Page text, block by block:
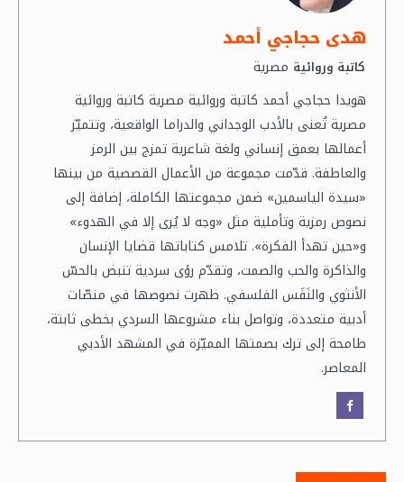
هدى حجاجي أحمد
كاتبة وروائية مصرية
هويدا حجاجي أحمد كاتبة وروائية مصرية كاتبة وروائية
مصرية تُعنى بالأدب الوجداني والدراما الواقعية، وتتميّز
أعمالها بعمق إنساني ولغة شاعرية تمزج بين الرمز
والعاطفة. قدّمت مجموعة من الأعمال القصصية من بينها
«سيدة الياسمين» ضمن مجموعتها الكاملة، إضافة إلى
نصوص رمزية وتأملية مثل «وجه لا يُرى إلا في الهدوء»
و«حين تهدأ الفكرة». تلامس كتاباتها قضايا الإنسان
والذاكرة والحب والصمت، وتقدّم رؤى سردية تنبض بالحسّ
الأنثوي والنَفَس الفلسفي. ظهرت نصوصها في منصّات
أدبية متعددة، وتواصل بناء مشروعها السردي بخطى ثابتة،
طامحة إلى ترك بصمتها المميّزة في المشهد الأدبي
المعاصر.